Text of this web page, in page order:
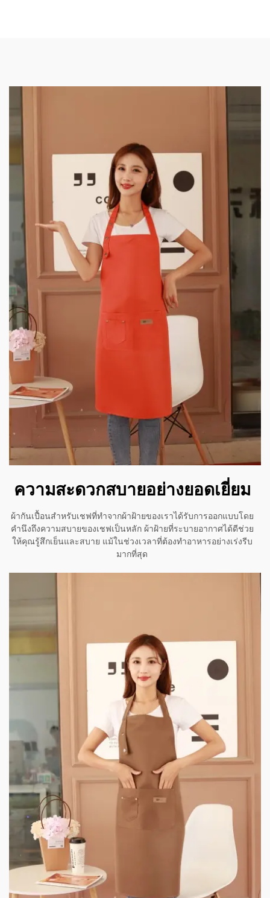
ความสะดวกสบายอย่างยอดเยี่ยม
ผ้ากันเปื้อนสำหรับเชฟที่ทำจากผ้าฝ้ายของเราได้รับการออกแบบโดย
คำนึงถึงความสบายของเชฟเป็นหลัก ผ้าฝ้ายที่ระบายอากาศได้ดีช่วย
ให้คุณรู้สึกเย็นและสบาย แม้ในช่วงเวลาที่ต้องทำอาหารอย่างเร่งรีบ
มากที่สุด